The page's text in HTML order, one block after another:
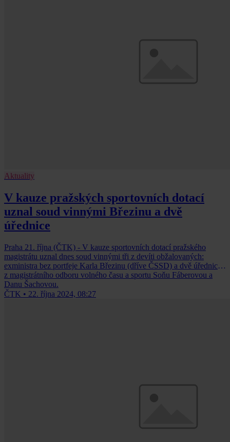
Aktuality
V kauze pražských sportovních dotací
uznal soud vinnými Březinu a dvě
úřednice
Praha 21. října (ČTK) - V kauze sportovních dotací pražského
magistrátu uznal dnes soud vinnými tři z devíti obžalovaných:
exministra bez portfeje Karla Březinu (dříve ČSSD) a dvě úřednice
z magistrátního odboru volného času a sportu Soňu Fáberovou a
Danu Šachovou.
ČTK • 22. října 2024, 08:27